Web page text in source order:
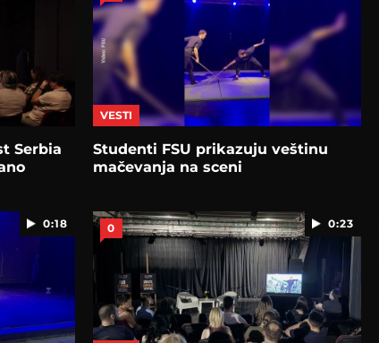
Serbia
VESTI
Studenti FSU prikazuju veštinu
mačevanja na sceni
0:18 0:23
0